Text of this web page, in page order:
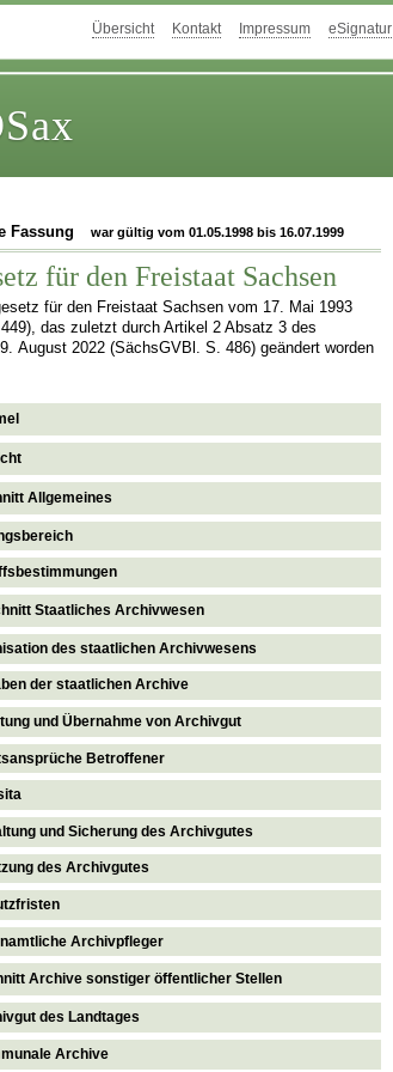
Übersicht Kontakt Impressum eSignatur
Fassung war gültig vom 01.05.1998 bis 16.07.1999
für den Freistaat Sachsen
für den Freistaat Sachsen vom 17. Mai 1993
das zuletzt durch Artikel 2 Absatz 3 des
August 2022 (SächsGVBl. S. 486) geändert worden
Allgemeines
Staatliches Archivwesen
des staatlichen Archivwesens
der staatlichen Archive
und Übernahme von Archivgut
Betroffener
und Sicherung des Archivgutes
des Archivgutes
Archivpfleger
Archive sonstiger öffentlicher Stellen
des Landtages
Archive